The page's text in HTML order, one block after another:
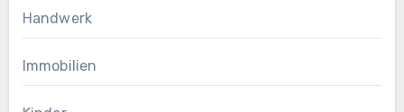
Handwerk
Immobilien